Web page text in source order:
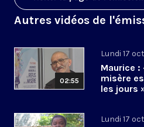
Autres vidéos de
02:55
Lundi 17
Maurice :
misère
les jours
Lundi 17